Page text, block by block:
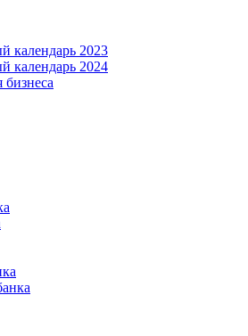
календарь 2023
календарь 2024